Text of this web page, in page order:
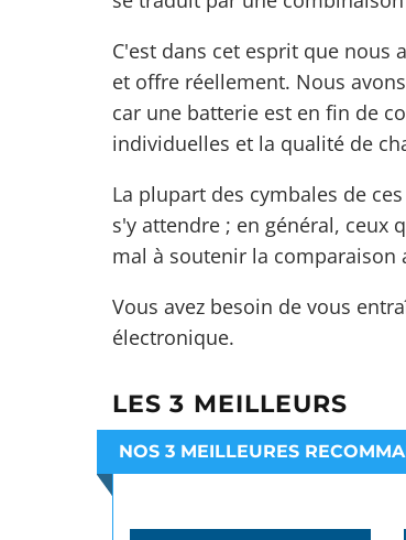
C'est dans cet esprit que nous
et offre réellement. Nous
car une batterie est en fin de
individuelles et la qualité de
La plupart des cymbales de
s'y attendre ; en général, ceux
mal à soutenir la comparaison
Vous avez besoin de vous
électronique.
LES 3 MEILLEURS
NOS 3 MEILLEURES